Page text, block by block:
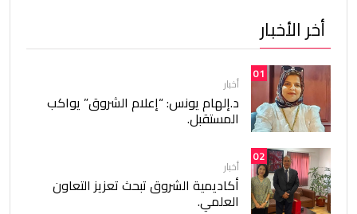
أخر الأخبار
01
أخبار
د.إلهام يونس: “إعلام الشروق” يواكب
المستقبل.
02
أخبار
أكاديمية الشروق تبحث تعزيز التعاون
العلمي.